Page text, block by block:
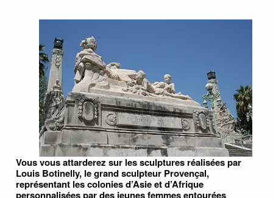
Vous vous attarderez sur les sculptures réalisées par
Louis Botinelly, le grand sculpteur Provençal,
représentant les colonies d’Asie et d’Afrique
personnalisées par des jeunes femmes entourées